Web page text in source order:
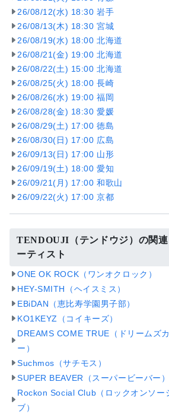
26/08/12(水) 18:30 岩手
26/08/13(木) 18:30 宮城
26/08/19(水) 18:00 北海道
26/08/21(金) 19:00 北海道
26/08/22(土) 15:00 北海道
26/08/25(火) 18:00 長崎
26/08/26(水) 19:00 福岡
26/08/28(金) 18:30 愛媛
26/08/29(土) 17:00 徳島
26/08/30(日) 17:00 広島
26/09/13(日) 17:00 山形
26/09/19(土) 18:00 愛知
26/09/21(月) 17:00 和歌山
26/09/22(火) 17:00 京都
TENDOUJI（テンドウジ）の関
ーティスト
ONE OK ROCK（ワンオクロック）
HEY-SMITH（ヘイスミス）
EBiDAN（恵比寿学園男子部）
KO1KEYZ（コイキーズ）
DREAMS COME TRUE（ドリームズ
ー）
Suchmos（サチモス）
SUPER BEAVER（スーパービーバー）
Rockon Social Club（ロックオンソー
ブ）